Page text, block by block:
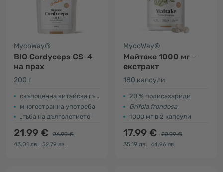
MycoWay®
BIO Cordyceps CS-4
на прах
200 г
скъпоценна китайска гъба
многостранна употреба
„гъба на дълголетието“
21.99 €
26.99 €
43.01 лв.
52.79 лв.
MycoWay®
Майтаке 1000 мг –
екстракт
180 капсули
20 % полисахариди
Grifola frondosa
1000 мг в 2 капсули
17.99 €
22.99 €
35.19 лв.
44.96 лв.